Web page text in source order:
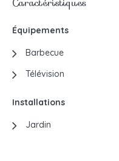
Équipements
Barbecue
Télévision
Installations
Jardin